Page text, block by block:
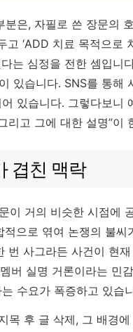
은, 자필로 쓴 장문의
‘ADD 치료 목적으로
는 심정을 전한 셈입니
있습니다. SNS를 통해
있습니다. 그렇다보니
리고 그에 대한 설명”이
겹친 맥락
이 거의 비슷한 시점에
으로 엮여 논쟁의 불씨
번 사그라든 사건이 현
버 실명 거론이라는 민
수요가 폭증하고 있습
목 후 글 삭제, 그 배경에